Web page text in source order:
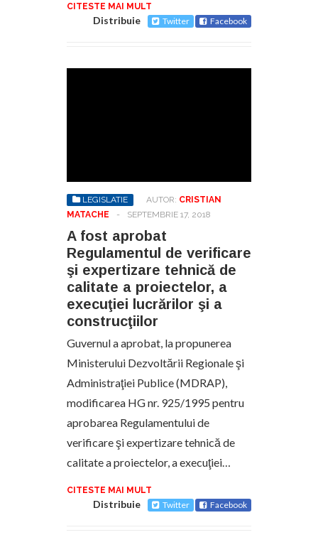
CITESTE MAI MULT
Distribuie Twitter Facebook
LEGISLATIE AUTOR: CRISTIAN
MATACHE
- SEPTEMBRIE 17, 2018
A fost aprobat
Regulamentul de verificare
şi expertizare tehnică de
calitate a proiectelor, a
execuţiei lucrărilor şi a
construcţiilor
Guvernul a aprobat, la propunerea
Ministerului Dezvoltării Regionale şi
Administraţiei Publice (MDRAP),
modificarea HG nr. 925/1995 pentru
aprobarea Regulamentului de
verificare şi expertizare tehnică de
calitate a proiectelor, a execuţiei…
CITESTE MAI MULT
Distribuie Twitter Facebook